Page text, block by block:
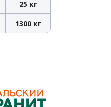
25 кг
1300 кг